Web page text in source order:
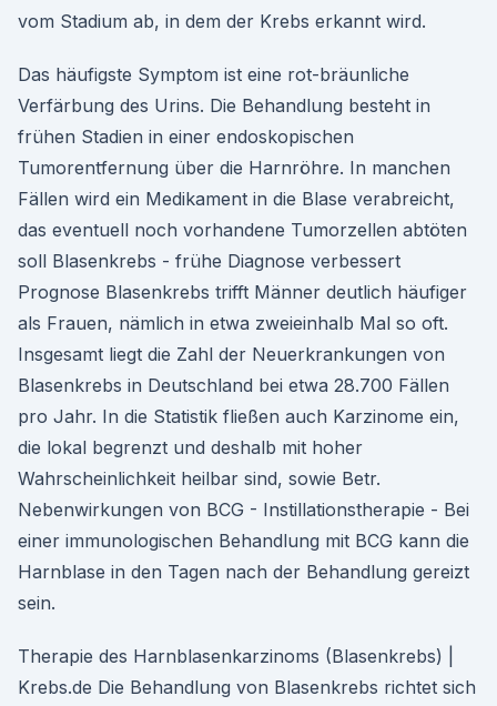
vom Stadium ab, in dem der Krebs erkannt wird.
Das häufigste Symptom ist eine rot-bräunliche
Verfärbung des Urins. Die Behandlung besteht in
frühen Stadien in einer endoskopischen
Tumorentfernung über die Harnröhre. In manchen
Fällen wird ein Medikament in die Blase verabreicht,
das eventuell noch vorhandene Tumorzellen abtöten
soll Blasenkrebs - frühe Diagnose verbessert
Prognose Blasenkrebs trifft Männer deutlich häufiger
als Frauen, nämlich in etwa zweieinhalb Mal so oft.
Insgesamt liegt die Zahl der Neuerkrankungen von
Blasenkrebs in Deutschland bei etwa 28.700 Fällen
pro Jahr. In die Statistik fließen auch Karzinome ein,
die lokal begrenzt und deshalb mit hoher
Wahrscheinlichkeit heilbar sind, sowie Betr.
Nebenwirkungen von BCG - Instillationstherapie - Bei
einer immunologischen Behandlung mit BCG kann die
Harnblase in den Tagen nach der Behandlung gereizt
sein.
Therapie des Harnblasenkarzinoms (Blasenkrebs) |
Krebs.de Die Behandlung von Blasenkrebs richtet sich